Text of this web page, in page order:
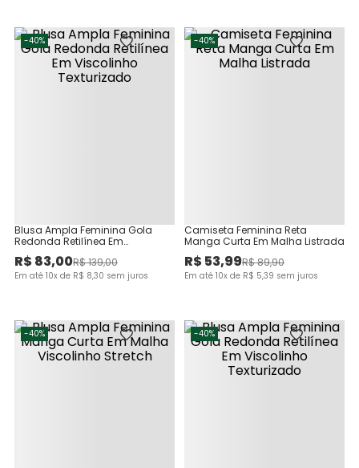
-40%
Blusa Ampla Feminina Gola
Redonda Retilínea Em
Viscolinho Texturizado
R$83,00R$139,00
Em até 10x de R$ 8,30 sem juros
-40%
Camiseta Feminina Reta
Manga Curta Em Malha Listrada
R$53,99R$89,90
Em até 10x de R$ 5,39 sem juros
-40% -40%